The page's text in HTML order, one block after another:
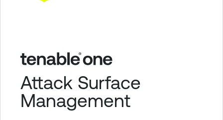
Attack Surface
Management